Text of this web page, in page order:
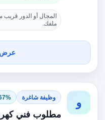
المجال أو الدور قريب
ملفك.
عرض
و وظيفة شاغرة 67%
مطلوب فني